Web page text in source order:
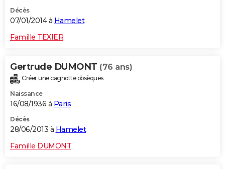
Décès
07/01/2014 à Hamelet
Famille TEXIER
Gertrude DUMONT (76 ans)
Créer une cagnotte obsèques
Naissance
16/08/1936 à Paris
Décès
28/06/2013 à Hamelet
Famille DUMONT